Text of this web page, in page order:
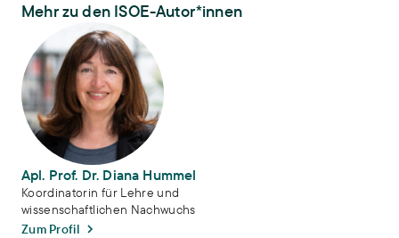
Mehr zu den ISOE-Autor*innen
Apl. Prof. Dr. Diana Hummel
Apl. Prof. Dr. Diana Hummel
Koordinatorin für Lehre und
wissenschaftlichen Nachwuchs
Zum Profil